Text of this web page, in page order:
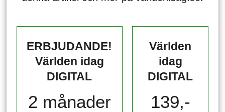
ERBJUDANDE!
Världen idag
DIGITAL
2 månader
Världen
idag
DIGITAL
139,-